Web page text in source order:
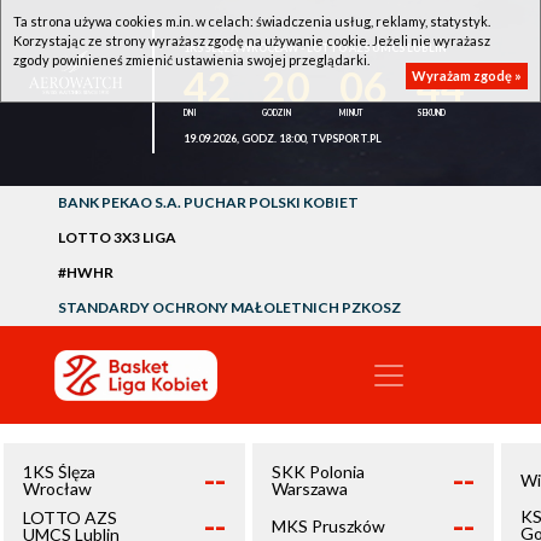
1KS ŚLĘZA WROCŁAW - LOTTO AZS UMCS LUBLIN
44
19.09.2026, GODZ. 18:00, TVPSPORT.PL
BANK PEKAO S.A. PUCHAR POLSKI KOBIET
LOTTO 3X3 LIGA
#HWHR
STANDARDY OCHRONY MAŁOLETNICH PZKOSZ
1KS Ślęza
Wrocław
--
LOTTO AZS
UMCS Lublin
--
SKK Polonia
Warszawa
--
MKS Pruszków --
Ta strona używa cookies m.in. w celach: świadczenia usług, reklamy, statystyk.
Korzystając ze strony wyrażasz zgodę na używanie cookie. Jeżeli nie wyrażasz
zgody powinieneś zmienić ustawienia swojej przeglądarki.
Wyrażam zgodę »